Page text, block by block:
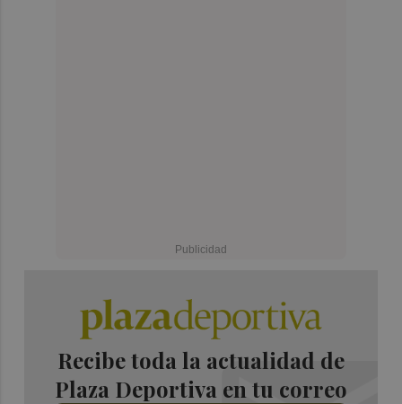
Recibe toda la actualidad de
Plaza Deportiva en tu correo